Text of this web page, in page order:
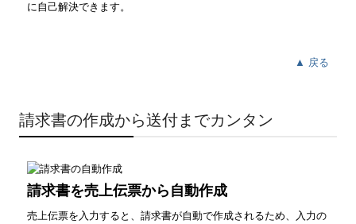
に自己解決できます。
▲ 戻る
請求書の作成から送付までカンタン
請求書を売上伝票から自動作成
売上伝票を入力すると、請求書が自動で作成されるため、入力の